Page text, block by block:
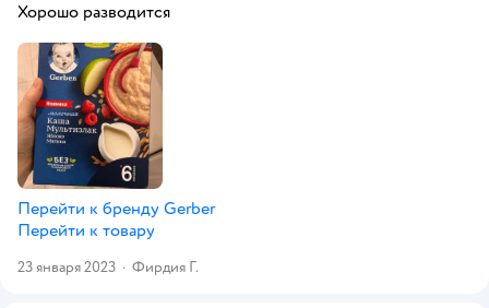
Хорошо разводится
Перейти к бренду Gerber
Перейти к товару
23 января 2023 · Фирдия Г.